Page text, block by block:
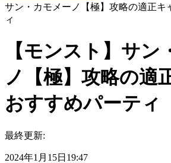
サン・カモメーノ【極】攻略の適正キ
ィ
【モンスト】サン
ノ【極】攻略の適
おすすめパーティ
最終更新:
2024年1月15日19:47